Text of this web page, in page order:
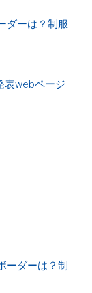
ダーは？制服
表webページ
ーダーは？制